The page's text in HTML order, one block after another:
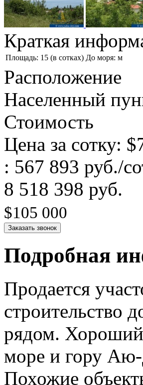
Краткая
Площадь: 15 (в сотках) До моря: м
Расположение
Населенный
Стоимость
Цена за сотку:
: 567 893 руб./
8 518 398 руб.
$105 000
Заказать звонок
Подробная
Продается
строительство
рядом. Хороший
море и гору Аю-
Похожие